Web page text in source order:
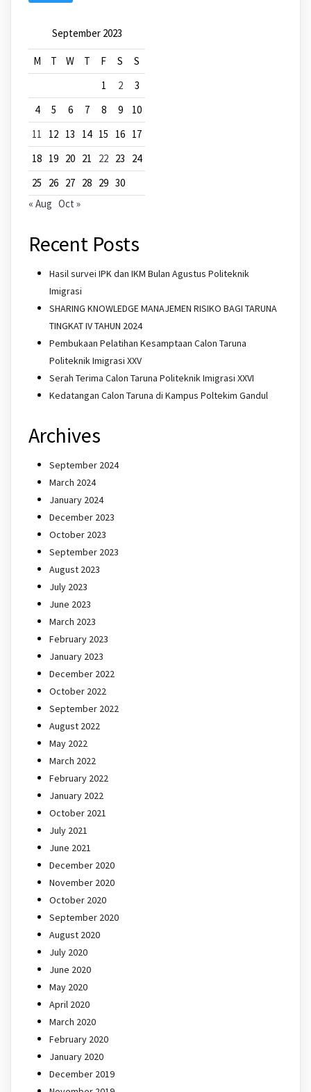
September 2023
M T W T F S
S
1
2
3
4
5 6 7 8 9
10
11
12 13 14 15 16 17
18 19 20 21 22 23
24
25
26 27 28 29 30
« Aug Oct »
Recent Posts
Hasil survei IPK dan IKM Bulan Agustus Politeknik
Imigrasi
SHARING KNOWLEDGE MANAJEMEN RISIKO BAGI TARUNA
TINGKAT IV TAHUN 2024
Pembukaan Pelatihan Kesamptaan Calon Taruna
Politeknik Imigrasi XXV
Serah Terima Calon Taruna Politeknik Imigrasi XXVI
Kedatangan Calon Taruna di Kampus Poltekim Gandul
Archives
September 2024
March 2024
January 2024
December 2023
October 2023
September 2023
August 2023
July 2023
June 2023
March 2023
February 2023
January 2023
December 2022
October 2022
September 2022
August 2022
May 2022
March 2022
February 2022
January 2022
October 2021
July 2021
June 2021
December 2020
November 2020
October 2020
September 2020
August 2020
July 2020
June 2020
May 2020
April 2020
March 2020
February 2020
January 2020
December 2019